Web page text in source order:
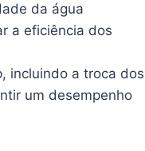
da água
a eficiência dos
incluindo a troca dos
um desempenho